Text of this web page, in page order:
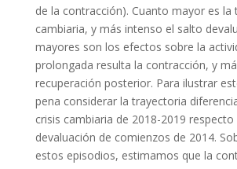
de la contracción). Cuanto mayor es la
cambiaria, y más intenso el salto
mayores son los efectos sobre la
prolongada resulta la contracción, y
recuperación posterior. Para ilustrar
pena considerar la trayectoria
crisis cambiaria de 2018-2019 respecto
devaluación de comienzos de 2014.
estos episodios, estimamos que la